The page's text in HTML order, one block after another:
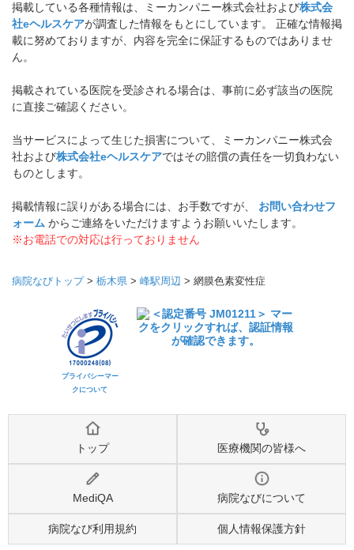
掲載している各種情報は、ミーカンパニー株式会社および株式会
社eヘルスケアが調査した情報をもとにしています。 正確な情報掲
載に努めておりますが、内容を完全に保証するものではありませ
ん。
掲載されている医院を受診される場合は、事前に必ず該当の医院
に直接ご確認ください。
当サービスによって生じた損害について、ミーカンパニー株式会
社および株式会社eヘルスケアではその賠償の責任を一切負わない
ものとします。
掲載情報に誤りがある場合には、お手数ですが、 お問い合わせフ
ォーム からご連絡をいただけますようお願いいたします。
※お電話での対応は行っておりません
病院なびトップ> 栃木県 > 峰駅周辺 > 網膜色素変性症
プライバシーマー
クについて
トップ 医療機関の皆様へ
MediQA 病院なびについて
病院なび利用規約 個人情報保護方針